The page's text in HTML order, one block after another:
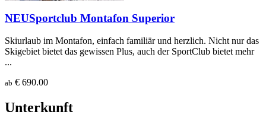
NEUSportclub Montafon Superior
Skiurlaub im Montafon, einfach familiär und herzlich. Nicht nur das
Skigebiet bietet das gewissen Plus, auch der SportClub bietet mehr
...
ab € 690.00
Unterkunft